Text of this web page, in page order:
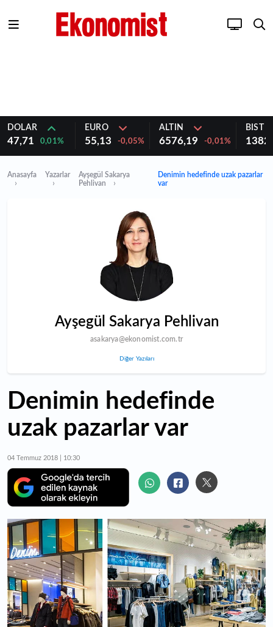
DOLAR
47,71 0,01%
EURO
55,13 -0,05%
ALTIN
6576,19 -0,01%
BIST
Anasayfa Yazarlar
Ayşegül Sakarya
Pehlivan
Denimin hedefinde uzak pazarlar
var
Ayşegül Sakarya Pehlivan
asakarya@ekonomist.com.tr
Diğer Yazıları
Denimin hedefinde
uzak pazarlar var
04 Temmuz 2018 | 10:30